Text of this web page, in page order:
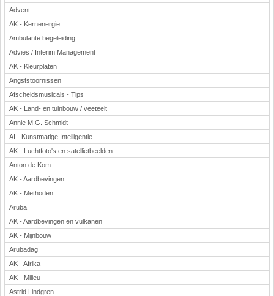
Advent
AK - Kernenergie
Ambulante begeleiding
Advies / Interim Management
AK - Kleurplaten
Angststoornissen
Afscheidsmusicals - Tips
AK - Land- en tuinbouw / veeteelt
Annie M.G. Schmidt
AI - Kunstmatige Intelligentie
AK - Luchtfoto's en satellietbeelden
Anton de Kom
AK - Aardbevingen
AK - Methoden
Aruba
AK - Aardbevingen en vulkanen
AK - Mijnbouw
Arubadag
AK - Afrika
AK - Milieu
Astrid Lindgren